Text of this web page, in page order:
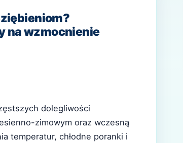
na wzmocnienie
dolegliwości
zimowym oraz wczesną
temperatur, chłodne poranki i